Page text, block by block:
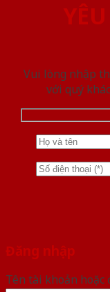
Vui lòng nhập
với quý
Đăng nhập
Tên tài khoản hoặc